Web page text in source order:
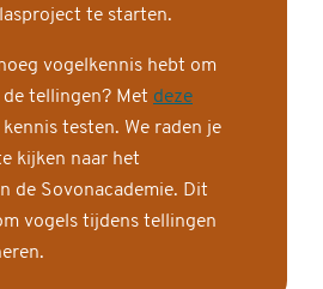
te starten.
vogelkennis hebt om
tellingen? Met deze
testen. We raden je
kijken naar het
de Sovonacademie. Dit
vogels tijdens tellingen